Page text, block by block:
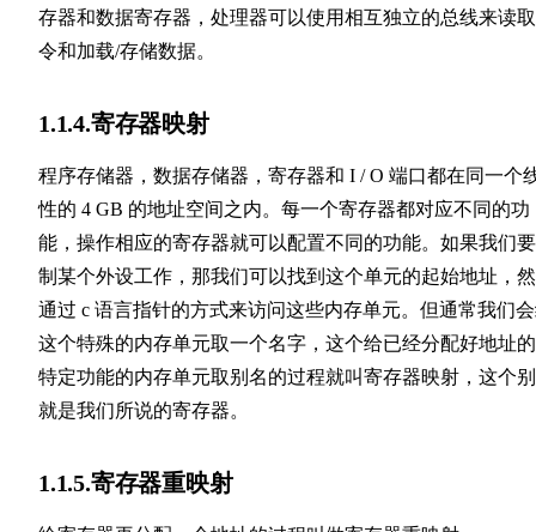
存器和数据寄存器，处理器可以使用相互独立的总线来读
令和加载/存储数据。
1.1.4.寄存器映射
程序存储器，数据存储器，寄存器和 I / O 端口都在同一个
性的 4 GB 的地址空间之内。每一个寄存器都对应不同的功
能，操作相应的寄存器就可以配置不同的功能。如果我们
制某个外设工作，那我们可以找到这个单元的起始地址，
通过 c 语言指针的方式来访问这些内存单元。但通常我们
这个特殊的内存单元取一个名字，这个给已经分配好地址
特定功能的内存单元取别名的过程就叫寄存器映射，这个
就是我们所说的寄存器。
1.1.5.寄存器重映射